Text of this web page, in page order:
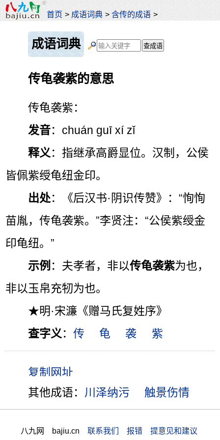
首页 > 成语词典 >含传的成语 >
成语词典
传龟袭紫的意思
传龟袭紫：
发音：chuán guī xí zǐ
释义 ：指继承高爵显位。汉制，公侯
皆佩紫绶龟纽金印。
出处：《后汉书·阴识传赞》：“恂恂
苗胤，传龟袭紫。”李贤注：“公侯紫绶金
印龟纽。”
示例 ：夫孝者，非以传龟袭紫为也，
非以玉帛充牣为也。
★明·宋濂《赠马氏复姓序》
查字义 ：传 龟 袭 紫
其他成语： 川泽纳污 触景伤情
八九网 bajiu.cn 联系我们 报错 提意见和建议